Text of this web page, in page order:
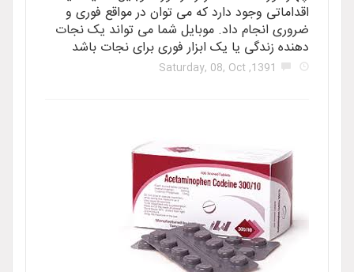
اقداماتی وجود دارد که می توان در مواقع فوری و
ضروری انجام داد. موبایل شما می تواند یک نجات
دهنده زندگی یا یک ابزار فوری برای نجات باشد
1391, Saturday, 08, Oct